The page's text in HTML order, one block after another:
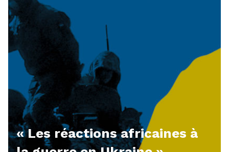
« Les réactions africaines à